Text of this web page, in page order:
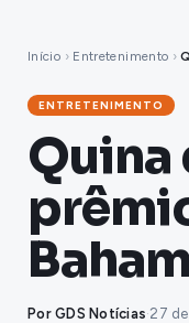
Início › Entretenimento ›
ENTRETENIMENTO
Quina
Por GDS Notícias·27